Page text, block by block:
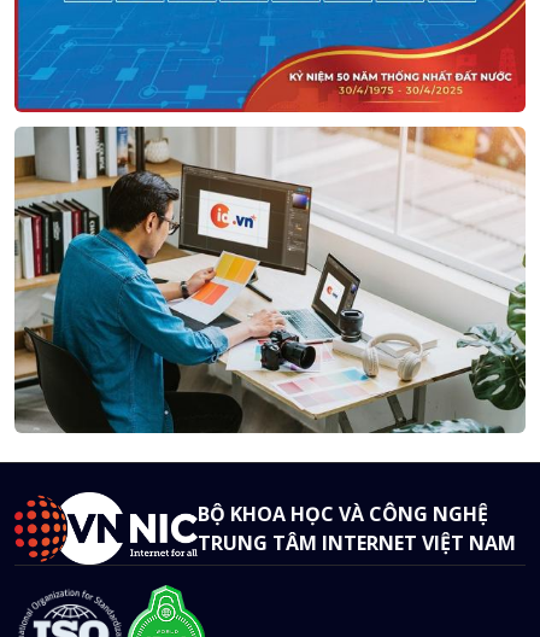
BỘ KHOA HỌC VÀ CÔNG NGHỆ
TRUNG TÂM INTERNET VIỆT NAM